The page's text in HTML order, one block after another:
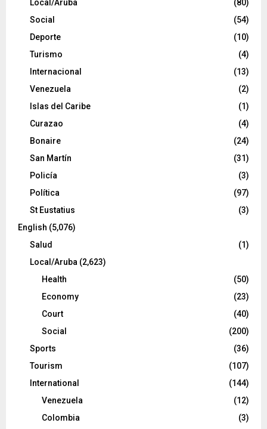
Local/Aruba
(80)
Social
(54)
Deporte
(10)
Turismo
(4)
Internacional
(13)
Venezuela
(2)
Islas del Caribe
(1)
Curazao
(4)
Bonaire
(24)
San Martín
(31)
Policía
(3)
Política
(97)
St Eustatius
(3)
English (5,076)
Salud
(1)
Local/Aruba (2,623)
Health
(50)
Economy
(23)
Court
(40)
Social
(200)
Sports
(36)
Tourism
(107)
International
(144)
Venezuela
(12)
Colombia
(3)